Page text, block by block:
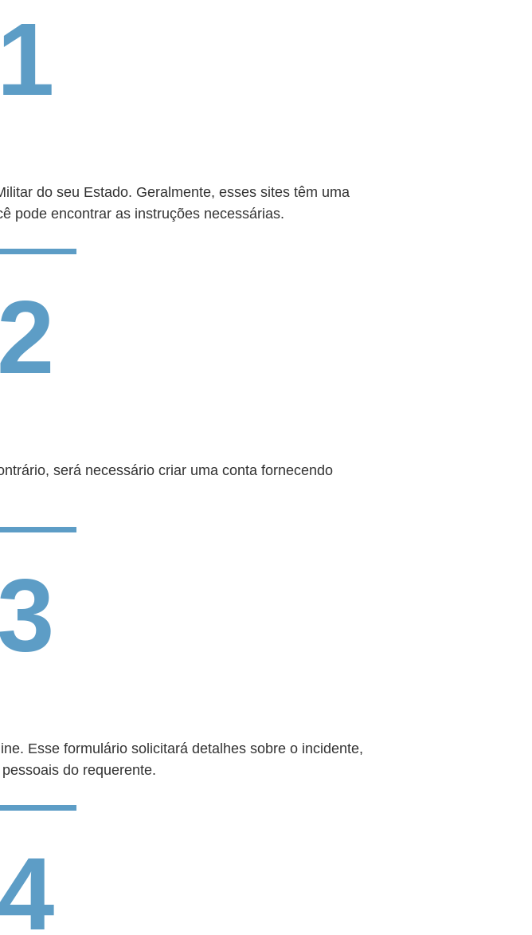
do seu Estado. Geralmente, esses sites têm uma
pode encontrar as instruções necessárias.
será necessário criar uma conta fornecendo
Esse formulário solicitará detalhes sobre o incidente,
do requerente.